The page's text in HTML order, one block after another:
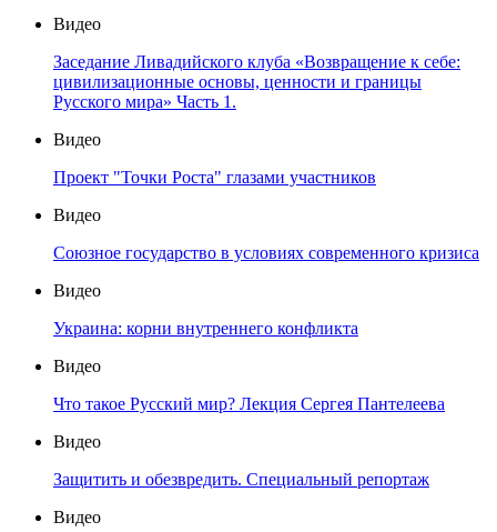
Видео
Заседание Ливадийского клуба «Возвращение к себе:
цивилизационные основы, ценности и границы
Русского мира» Часть 1.
Видео
Проект "Точки Роста" глазами участников
Видео
Союзное государство в условиях современного кризиса
Видео
Украина: корни внутреннего конфликта
Видео
Что такое Русский мир? Лекция Сергея Пантелеева
Видео
Защитить и обезвредить. Специальный репортаж
Видео